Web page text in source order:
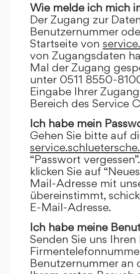
Wie melde ich mich
Der Zugang zur
Benutzernummer
Startseite von
von Zugangsdaten
Mal der Zugang
unter 0511 8550-
Eingabe Ihrer
Bereich des Service
Ich habe mein
Gehen Sie bitte auf
“Passwort
klicken Sie auf
Mail-Adresse mit
übereinstimmt,
E-Mail-Adresse.
Ich habe meine
Senden Sie uns
Benutzernummer an